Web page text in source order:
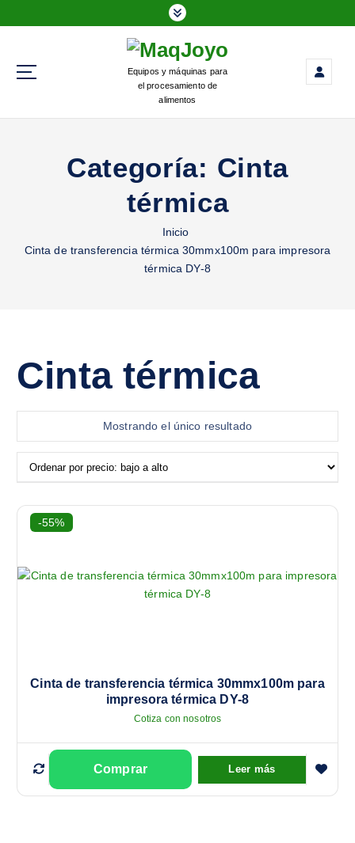
Equipos y máquinas para
el procesamiento de
alimentos
Categoría: Cinta
térmica
Inicio
Cinta de transferencia térmica 30mmx100m para impresora
térmica DY-8
Cinta térmica
Mostrando el único resultado
-55%
Cinta de transferencia térmica 30mmx100m para
impresora térmica DY-8
Cotiza con nosotros
Leer más